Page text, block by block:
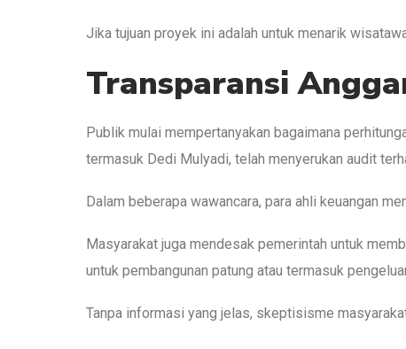
Jika tujuan proyek ini adalah untuk menarik
Transparansi
Publik mulai mempertanyakan bagaimana
termasuk Dedi Mulyadi, telah menyerukan audit
Dalam beberapa wawancara, para ahli keuangan
Masyarakat juga mendesak pemerintah untuk
untuk pembangunan patung atau termasuk
Tanpa informasi yang jelas, skeptisisme